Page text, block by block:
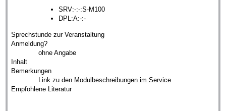
SRV:-:-:S-M100
DPL:A:-:-
Sprechstunde zur Veranstaltung
Anmeldung?
ohne Angabe
Inhalt
Bemerkungen
Link zu den Modulbeschreibungen im Service
Empfohlene Literatur